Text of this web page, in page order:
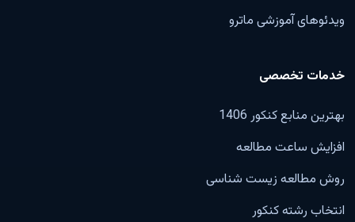
ویدئوهای آموزشی ماترو
خدمات تخصصی
بهترین منابع کنکور 1406
افزایش ساعت مطالعه
روش مطالعه زیست شناسی
انتخاب رشته کنکور